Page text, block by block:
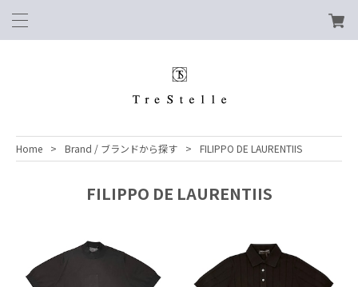
Home Brand / ブランドから探す FILIPPO DE LAURENTIIS
FILIPPO DE LAURENTIIS